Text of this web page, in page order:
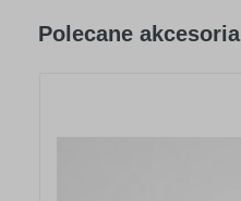
Polecane akcesoria